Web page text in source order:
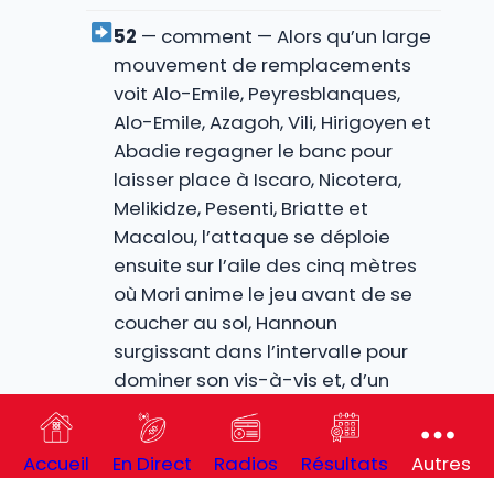
52 — comment — Alors qu’un large
mouvement de remplacements
voit Alo-Emile, Peyresblanques,
Alo-Emile, Azagoh, Vili, Hirigoyen et
Abadie regagner le banc pour
laisser place à Iscaro, Nicotera,
Melikidze, Pesenti, Briatte et
Macalou, l’attaque se déploie
ensuite sur l’aile des cinq mètres
où Mori anime le jeu avant de se
coucher au sol, Hannoun
surgissant dans l’intervalle pour
dominer son vis-à-vis et, d’un
geste enroulé somptueux,
expédier le ballon vers Yohan
Orabé qui conclut derrière la ligne.
Accueil En Direct Radios Résultats Autres